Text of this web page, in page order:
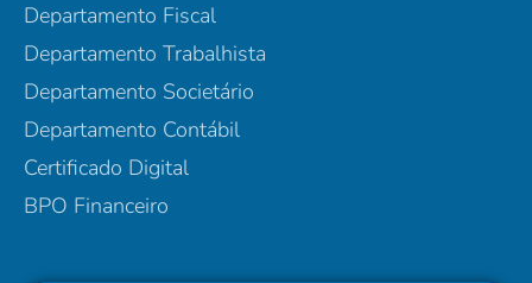
Departamento Fiscal
Departamento Trabalhista
Departamento Societário
Departamento Contábil
Certificado Digital
BPO Financeiro